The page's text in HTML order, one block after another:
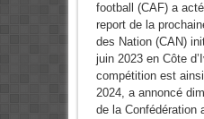
football (CAF) a
report de la
des Nation (CAN)
juin 2023 en Côte
compétition est
2024, a annoncé
de la Confédération